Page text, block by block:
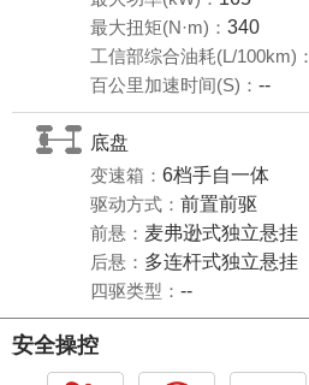
最大扭矩(N·m)： 340
工信部综合油耗(L/100km)：
百公里加速时间(S)： --
底盘
变速箱： 6档手自一体
驱动方式： 前置前驱
前悬： 麦弗逊式独立悬挂
后悬： 多连杆式独立悬挂
四驱类型： --
安全操控